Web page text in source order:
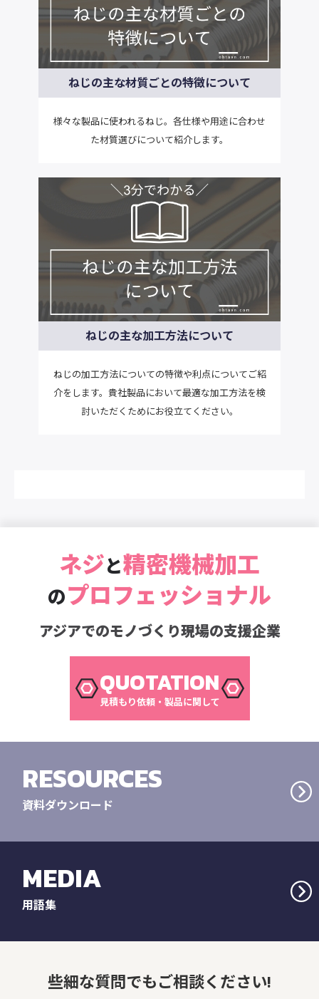
ねじの主な材質ごとの特徴について
様々な製品に使われるねじ。各仕様や用途に合わせ
た材質選びについて紹介します。
ねじの主な加工方法について
ねじの加工方法についての特徴や利点についてご紹
介をします。貴社製品において最適な加工方法を検
討いただくためにお役立てください。
ネジと精密機械加工
のプロフェッショナル
アジアでのモノづくり現場の支援企業
QUOTATION
見積もり依頼・製品に関して
RESOURCES
資料ダウンロード
MEDIA
用語集
些細な質問でもご相談ください!